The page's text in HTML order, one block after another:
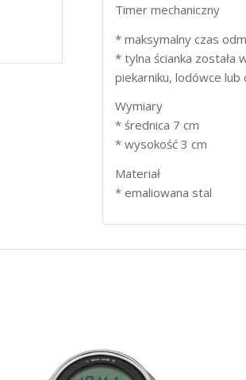
Timer mechaniczny
* maksymalny czas
* tylna ścianka została
piekarniku, lodówce lub
Wymiary
* średnica 7 cm
* wysokość 3 cm
Materiał
* emaliowana stal